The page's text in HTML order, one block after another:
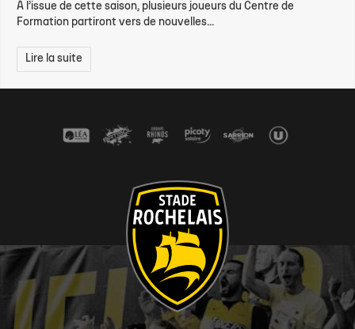
À l’issue de cette saison, plusieurs joueurs du Centre de
Formation partiront vers de nouvelles...
Lire la suite